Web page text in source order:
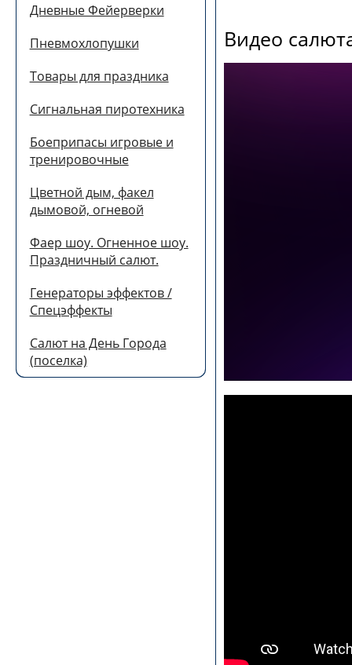
Дневные Фейерверки
Пневмохлопушки
Товары для праздника
Сигнальная пиротехника
Боеприпасы игровые и
тренировочные
Цветной дым, факел
дымовой, огневой
Фаер шоу. Огненное шоу.
Праздничный салют.
Генераторы эффектов /
Спецэффекты
Салют на День Города
(поселка)
Видео